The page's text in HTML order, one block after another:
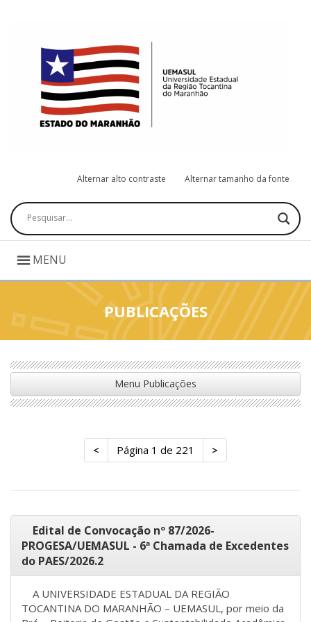
Alternar alto contraste Alternar tamanho da fonte
Pesquisar
MENU
PUBLICAÇÕES
Menu Publicações
< Página 1 de 221 >
Edital de Convocação nº 87/2026-
PROGESA/UEMASUL - 6ª Chamada de Excedentes
do PAES/2026.2
A UNIVERSIDADE ESTADUAL DA REGIÃO
TOCANTINA DO MARANHÃO – UEMASUL, por meio da